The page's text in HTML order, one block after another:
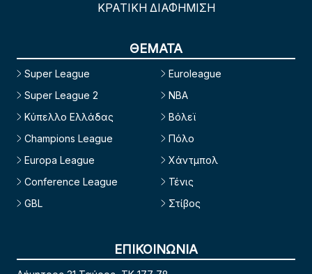
ΚΡΑΤΙΚΗ ΔΙΑΦΗΜΙΣΗ
ΘΕΜΑΤΑ
Super League
Super League 2
Κύπελλο Ελλάδας
Champions League
Europa League
Conference League
GBL
Euroleague
NBA
Βόλεϊ
Πόλο
Χάντμπολ
Τένις
Στίβος
ΕΠΙΚΟΙΝΩΝΙΑ